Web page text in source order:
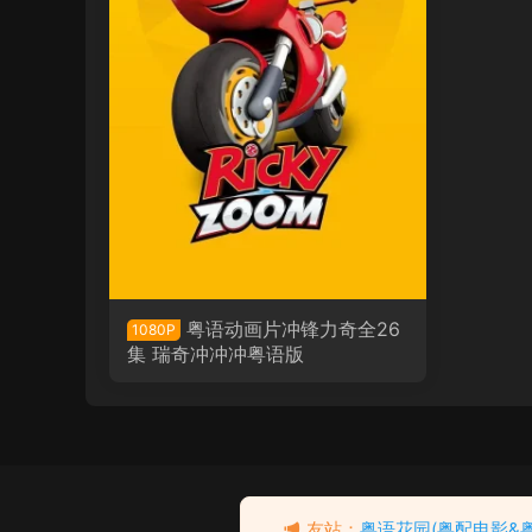
1080P
粤语动画片冲锋力奇全26
集 瑞奇冲冲冲粤语版
漆黑的追踪者 名侦探柯南剧